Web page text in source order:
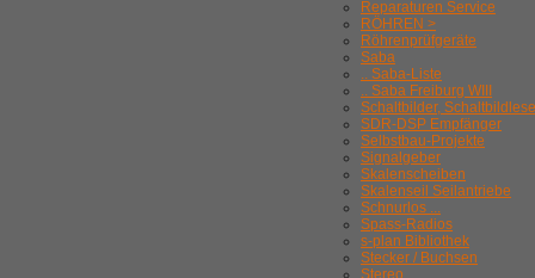
Reparaturen Service
RÖHREN >
Röhrenprüfgeräte
Saba
.. Saba-Liste
.. Saba Freiburg WIII
Schaltbilder,
SDR-DSP Empfänger
Selbstbau-Projekte
Signalgeber
Skalenscheiben
Skalenseil Seilantriebe
Schnurlos ...
Spass-Radios
s-plan Bibliothek
Stecker / Buchsen
Stereo